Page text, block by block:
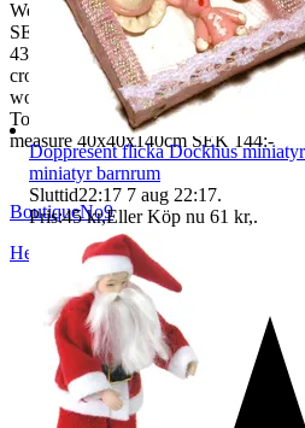
We also ship abroad worldwide.
SEK, 100 gr
43 SEK, 250gr 85 SEK, 0,5kg 109
crown
worldwide price freight)
To Denmark 0,5-3kg measure
measure 40x40x140cm SEK 144:-
BoutiqueNo9
Helsingborg,Sverige
Doppresent flicka Dockhus
miniatyr barnrum
Sluttid22:17 7 aug 22:17.
Pris:45 kr,Eller Köp nu 61 kr,.